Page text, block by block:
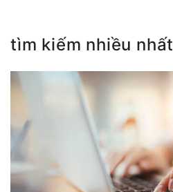
tìm kiếm nhiều nhất